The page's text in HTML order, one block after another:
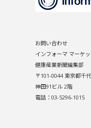
お問い合わせ
インフォーマ マーケ
健康産業新聞編集部
〒101-0044 東京都千
神田91ビル 2階
電話：03-5296-1015